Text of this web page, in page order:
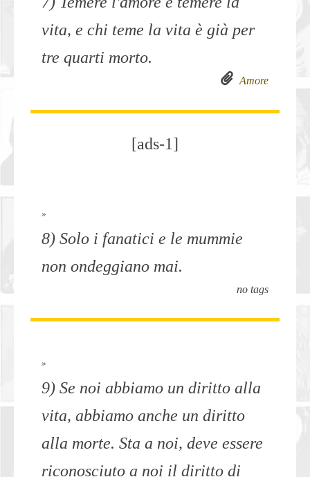
vita, e chi teme la vita è già per
tre quarti morto.
Amore
[ads-1]
»
8) Solo i fanatici e le mummie
non ondeggiano mai.
no tags
»
9) Se noi abbiamo un diritto alla
vita, abbiamo anche un diritto
alla morte. Sta a noi, deve essere
riconosciuto a noi il diritto di